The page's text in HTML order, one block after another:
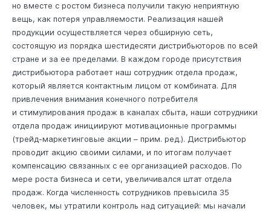
но вместе с ростом бизнеса получили такую неприятную
вещь, как потеря управляемости. Реализация нашей
продукции осуществляется через обширную сеть,
состоящую из порядка шестидесяти дистрибьюторов по всей
стране и за ее пределами. В каждом городе присутствия
дистрибьютора работает наш сотрудник отдела продаж,
который является контактным лицом от комбината. Для
привлечения внимания конечного потребителя
и стимулирования продаж в каналах сбыта, наши сотрудники
отдела продаж инициируют мотивационные программы
(трейд-маркетинговые акции – прим. ред.). Дистрибьютор
проводит акцию своими силами, и по итогам получает
компенсацию связанных с ее организацией расходов. По
мере роста бизнеса и сети, увеличивался штат отдела
продаж. Когда численность сотрудников превысила 35
человек, мы утратили контроль над ситуацией: мы начали